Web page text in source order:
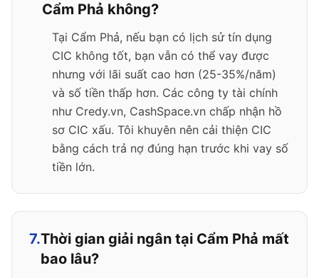
Cẩm Phả không?
Tại Cẩm Phả, nếu bạn có lịch sử tín dụng
CIC không tốt, bạn vẫn có thể vay được
nhưng với lãi suất cao hơn (25-35%/năm)
và số tiền thấp hơn. Các công ty tài chính
như Credy.vn, CashSpace.vn chấp nhận hồ
sơ CIC xấu. Tôi khuyên nên cải thiện CIC
bằng cách trả nợ đúng hạn trước khi vay số
tiền lớn.
7.Thời gian giải ngân tại Cẩm Phả mất
bao lâu?